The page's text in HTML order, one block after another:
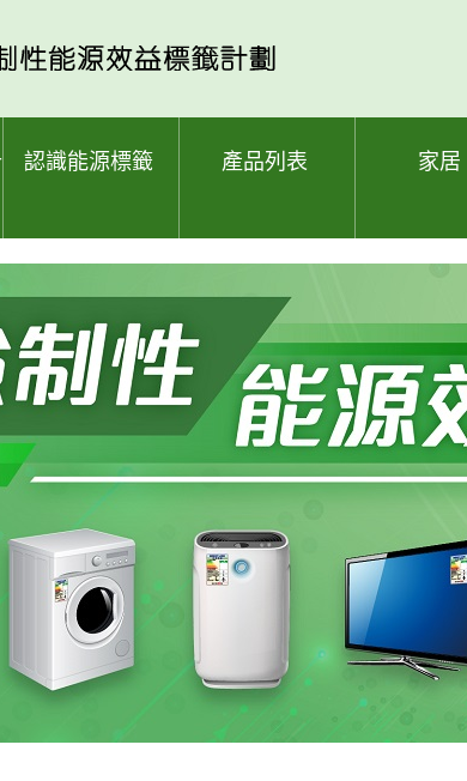
認識能源標籤 產品列表 家居